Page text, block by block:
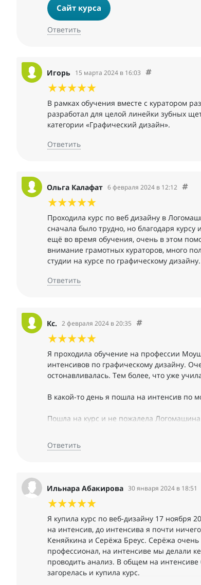
Сайт курса
Ответить
Игорь 15 марта 2024 в 16:03
В рамках обучения вместе с куратором
разработал для целой линейки зубных
категории «Графический дизайн».
Ответить
Ольга Калафат 6 февраля 2024 в 12:12
Проходила курс по веб дизайну в
сначала было трудно, но благодаря
ещё во время обучения, очень в этом
внимание грамотных кураторов, много
студии на курсе по графическому дизайну.
Ответить
Кс. 2 февраля 2024 в 20:35
Я проходила обучение на профессии
интенсивов по графическому дизайну.
остонавливалась. Тем более, что уже
В какой-то день я пошла на интенсив по
Пошла на курс и не пожалела
нереально крутыми куратарами, и
Ответить
Ильнара Абакирова 30 января 2024 в 18:51
Я купила курс по веб-дизайну 17 ноября
на интенсив, до интенсива я почти
Кеняйкина и Серёжа Бреус. Серёжа
профессионал, на интенсиве мы делали
проводить анализ. В общем на
загорелась и купила курс.